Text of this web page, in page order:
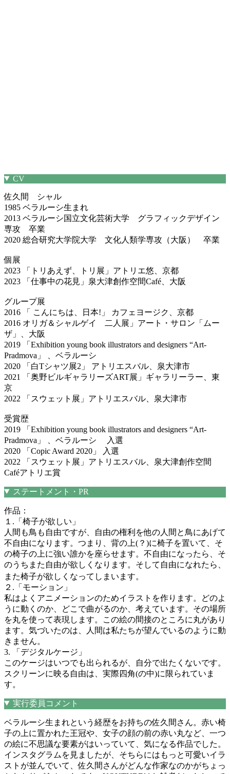
CV
佐久間 シャル
1985 ベラルーシ生まれ
2013 ベラルーシ国立文化芸術大学 グラフィックデザイン
専攻 卒業
2020 総合研究大学院大学 文化人類学専攻（大阪） 卒業
個展
2023 「トリあえず、トリ展」アトリエ悠、京都
2023 「仕事中の花見」泉大津創作空間Café、大阪
グループ展
2016 「 こんにちは、日本!」 カフェヨージク、京都
2016 オリガ＆シャルゲイ 二人展」アート・サロン「ムー
ザ」、大阪
2019 「Exhibition young book illustrators and designers “Art-
Pradmova」 、ベラルーシ
2020 「白Tシャツ展2」 アトリエスバル、泉大津市
2021 「奥野ビルギャラリーズART展」ギャラリーラー、東
京
2022 「スウェット展」アトリエスバル、泉大津市
受賞歴
2019 「Exhibition young book illustrators and designers “Art-
Pradmova」 、ベラルーシ 入選
2020 「Copic Award 2020」 入選
2022 「スウェット展」アトリエスバル、泉大津創作空間
Caféアトリエ賞
ステートメント・PR
作品：
１.「椅子が欲しい」
人間も鳥も自由ですが、自由の権利を他の人間と鳥にあげて
不自由になります。つまり、背の上(？)に椅子を置いて、そ
の椅子の上に強い誰かを座らせます。不自由になったら、そ
のうちまた自由が欲しくなります。そして自由になれたら、
また椅子が欲しくなってしまいます。
２.「モーション」
私はよくアニメーションのためイラストを作ります。どのよ
うに動くのか、どこで曲がるのか、考えています。その場所
を丸を使って表現します。この絵の間接のところに丸があり
ます。気づいたのは、人間は私たちが望んでいるのように動
きません。
3. 「デジタルケージ」
このケージはいつでも出られるが、自分で出たくないです。
スクリーンに映る自由は、実際四角(の中)に限られていま
す。
実行委員コメント
ベラルーシ生まれという経歴をお持ちの佐久間さん。赤い椅
子の上に置かれた王冠や、女子の顔の前の赤い丸など、一つ
の絵に不思議な要素がはいっていて、気になる作品でした。
インスタグラムを見ましたが、そちらにはもっと可愛いイラ
ストが並んでいて、佐久間さんがどんな作家なのかがちょっ